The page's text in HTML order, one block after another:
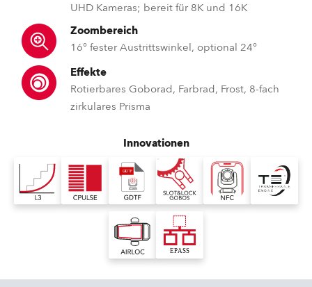
UHD Kameras; bereit für 8K und 16K
Zoombereich
16° fester Austrittswinkel, optional 24°
Effekte
Rotierbares Goborad, Farbrad, Frost, 8-fach
zirkulares Prisma
Innovationen